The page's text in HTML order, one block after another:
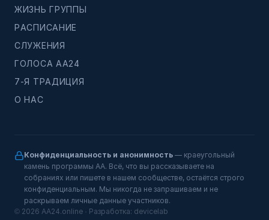
ЖИЗНЬ ГРУППЫ
РАСПИСАНИЕ
СЛУЖЕНИЯ
ГОЛОСА АА24
7-Я ТРАДИЦИЯ
О НАС
Конфиденциальность и анонимность — краеугольный
камень программы АА. Всё, что вы рассказываете на
собраниях или пишете в нашем сообществе, остаётся строго
конфиденциальным. Мы никогда не запрашиваем и не
раскрываем личные данные участников.
© 2026 AA24.online · Разработка: devicelab